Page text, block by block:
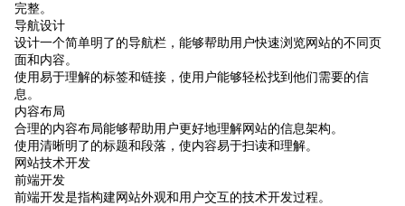
完整。
导航设计
设计一个简单明了的导航栏，能够帮助用户快速浏览网站的不同页
面和内容。
使用易于理解的标签和链接，使用户能够轻松找到他们需要的信
息。
内容布局
合理的内容布局能够帮助用户更好地理解网站的信息架构。
使用清晰明了的标题和段落，使内容易于扫读和理解。
网站技术开发
前端开发
前端开发是指构建网站外观和用户交互的技术开发过程。